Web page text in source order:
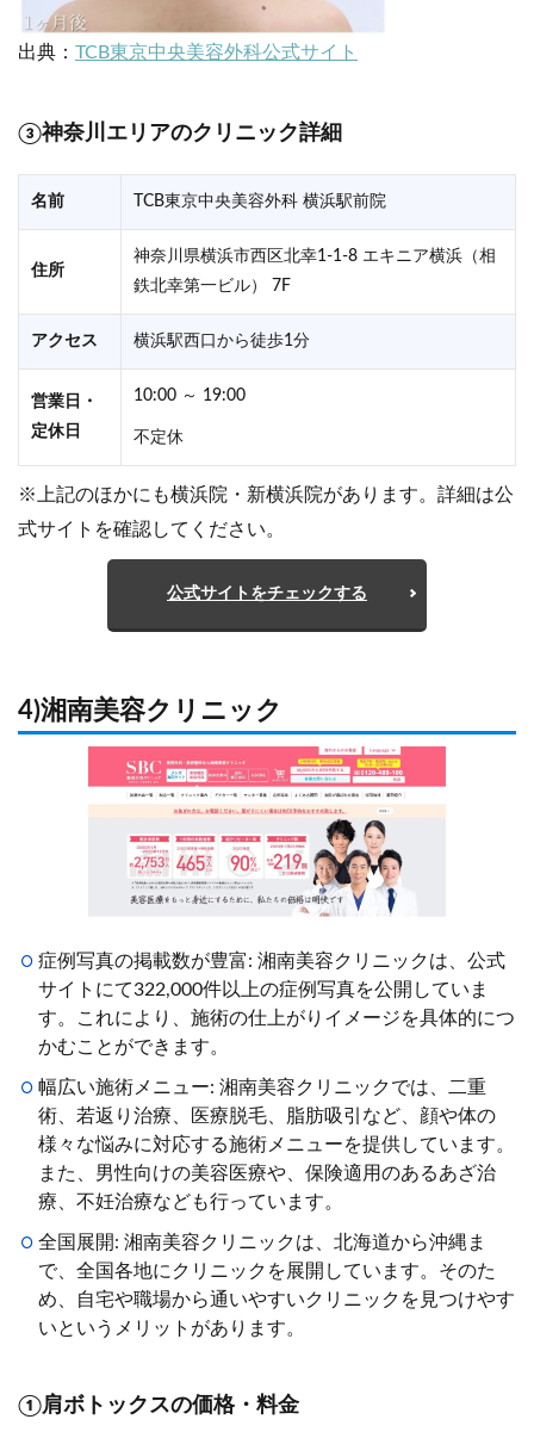
出典： TCB東京中央美容外科公式サイト
③神奈川エリアのクリニック詳細
名前 TCB東京中央美容外科 横浜駅前院
住所
神奈川県横浜市西区北幸1-1-8 エキニア横浜（相
鉄北幸第一ビル） 7F
アクセス 横浜駅西口から徒歩1分
営業日・
定休日
10:00 ～ 19:00
不定休
※上記のほかにも横浜院・新横浜院があります。詳細は公
式サイトを確認してください。
公式サイトをチェックする
4)湘南美容クリニック
症例写真の掲載数が豊富: 湘南美容クリニックは、公式
サイトにて322,000件以上の症例写真を公開していま
す。これにより、施術の仕上がりイメージを具体的につ
かむことができます。
幅広い施術メニュー: 湘南美容クリニックでは、二重
術、若返り治療、医療脱毛、脂肪吸引など、顔や体の
様々な悩みに対応する施術メニューを提供しています。
また、男性向けの美容医療や、保険適用のあるあざ治
療、不妊治療なども行っています。
全国展開: 湘南美容クリニックは、北海道から沖縄ま
で、全国各地にクリニックを展開しています。そのた
め、自宅や職場から通いやすいクリニックを見つけやす
いというメリットがあります。
①肩ボトックスの価格・料金